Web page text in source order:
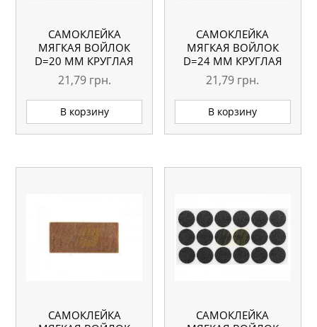
САМОКЛЕЙКА
МЯГКАЯ ВОЙЛОК
D=20 ММ КРУГЛАЯ
ЧЕРНАЯ 50 ШТ.
21,79 грн.
В корзину
САМОКЛЕЙКА
МЯГКАЯ ВОЙЛОК
D=24 ММ КРУГЛАЯ
ЧЕРНАЯ 32 ШТ.
21,79 грн.
В корзину
САМОКЛЕЙКА
САМОКЛЕЙКА